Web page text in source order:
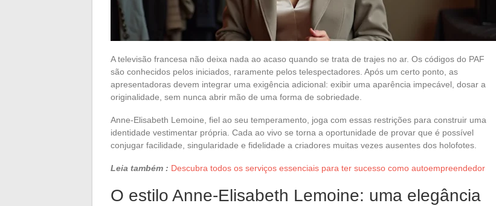
A televisão francesa não deixa nada ao acaso quando se trata de trajes no ar. Os códigos do PAF
são conhecidos pelos iniciados, raramente pelos telespectadores. Após um certo ponto, as
apresentadoras devem integrar uma exigência adicional: exibir uma aparência impecável, dosar a
originalidade, sem nunca abrir mão de uma forma de sobriedade.
Anne-Elisabeth Lemoine, fiel ao seu temperamento, joga com essas restrições para construir uma
identidade vestimentar própria. Cada ao vivo se torna a oportunidade de provar que é possível
conjugar facilidade, singularidade e fidelidade a criadores muitas vezes ausentes dos holofotes.
Leia também : Descubra todos os serviços essenciais para ter sucesso como autoempreendedor
O estilo Anne-Elisabeth Lemoine: uma elegância